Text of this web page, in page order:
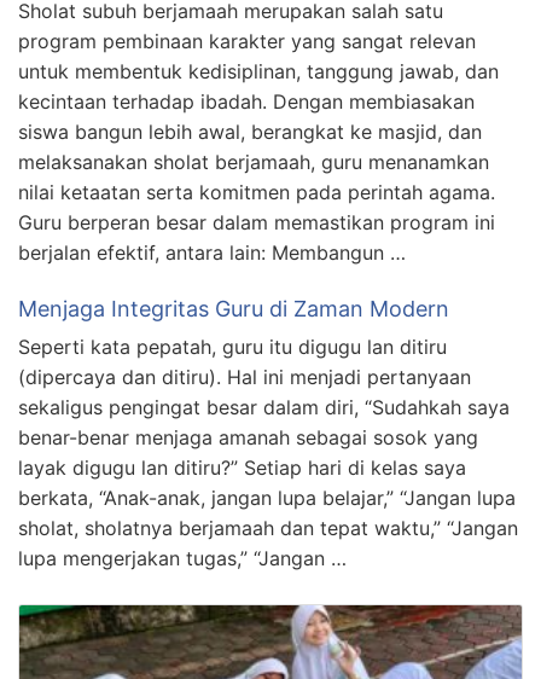
Sholat subuh berjamaah merupakan salah satu
program pembinaan karakter yang sangat relevan
untuk membentuk kedisiplinan, tanggung jawab, dan
kecintaan terhadap ibadah. Dengan membiasakan
siswa bangun lebih awal, berangkat ke masjid, dan
melaksanakan sholat berjamaah, guru menanamkan
nilai ketaatan serta komitmen pada perintah agama.
Guru berperan besar dalam memastikan program ini
berjalan efektif, antara lain: Membangun …
Menjaga Integritas Guru di Zaman Modern
Seperti kata pepatah, guru itu digugu lan ditiru
(dipercaya dan ditiru). Hal ini menjadi pertanyaan
sekaligus pengingat besar dalam diri, “Sudahkah saya
benar-benar menjaga amanah sebagai sosok yang
layak digugu lan ditiru?” Setiap hari di kelas saya
berkata, “Anak-anak, jangan lupa belajar,” “Jangan lupa
sholat, sholatnya berjamaah dan tepat waktu,” “Jangan
lupa mengerjakan tugas,” “Jangan …